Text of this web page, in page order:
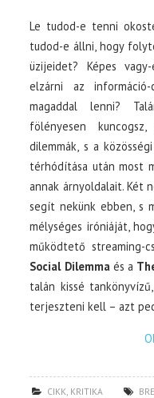
Le tudod-e tenni
tudod-e állni, hogy
üzijeidet? Képes
elzárni az
magaddal lenni?
fölényesen
dilemmák, s a
térhódítása után most
annak árnyoldalait. Két
segít nekünk ebben, s
mélységes iróniáját,
működtető streaming-
Social Dilemmaés a
talán kissé
terjeszteni kell – azt
CIKK, KRITIKA